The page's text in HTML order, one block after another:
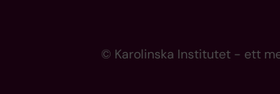
© Karolinska Institutet - ett